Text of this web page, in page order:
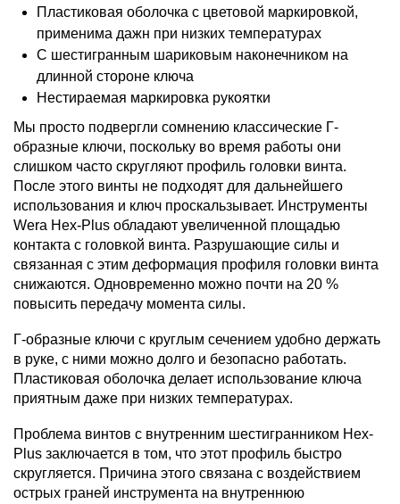
Пластиковая оболочка с цветовой маркировкой,
применима дажн при низких температурах
С шестигранным шариковым наконечником на
длинной стороне ключа
Нестираемая маркировка рукоятки
Мы просто подвергли сомнению классические Г-
образные ключи, поскольку во время работы они
слишком часто скругляют профиль головки винта.
После этого винты не подходят для дальнейшего
использования и ключ проскальзывает. Инструменты
Wera Hex-Plus обладают увеличенной площадью
контакта с головкой винта. Разрушающие силы и
связанная с этим деформация профиля головки винта
снижаются. Одновременно можно почти на 20 %
повысить передачу момента силы.
Г-образные ключи с круглым сечением удобно держать
в руке, с ними можно долго и безопасно работать.
Пластиковая оболочка делает использование ключа
приятным даже при низких температурах.
Проблема винтов с внутренним шестигранником Hex-
Plus заключается в том, что этот профиль быстро
скругляется. Причина этого связана с воздействием
острых граней инструмента на внутреннюю